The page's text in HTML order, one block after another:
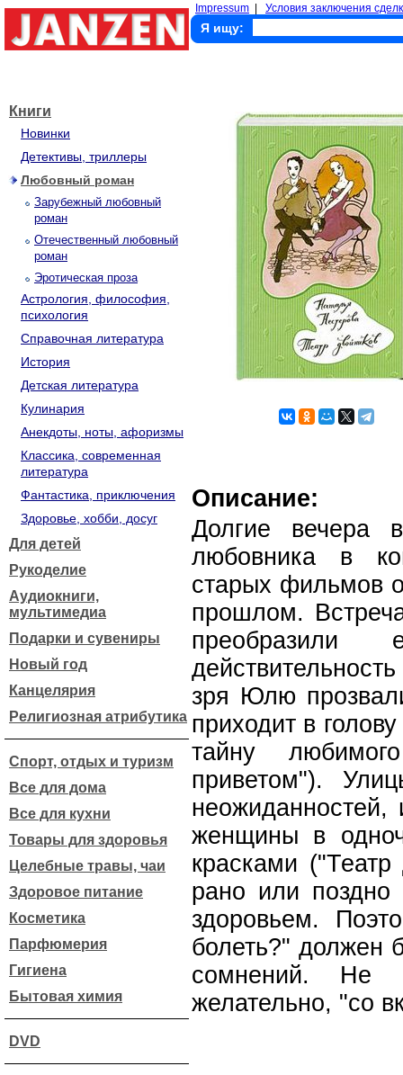
Impressum Условия заключения
Я ищу:
Книги
Новинки
Детективы, триллеры
Любовный роман
Зарубежный любовный
роман
Отечественный любовный
роман
Эротическая проза
Астрология, философия,
психология
Справочная литература
История
Детская литература
Кулинария
Анекдоты, ноты, афоризмы
Классика, современная
литература
Фантастика, приключения
Здоровье, хобби, досуг
Для детей
Рукоделие
Аудиокниги,
мультимедиа
Подарки и сувениры
Новый год
Канцелярия
Религиозная атрибутика
Спорт, отдых и туризм
Все для дома
Все для кухни
Товары для здоровья
Целебные травы, чаи
Здоровое питание
Косметика
Парфюмерия
Гигиена
Бытовая химия
DVD
Описание:
Долгие вечера
любовника в
старых фильмов
прошлом.
зря Юлю
приходит в
тайну
приветом").
женщины в
красками
рано или поздно
здоровьем.
болеть?" должен
сомнений. Не
желательно, "со